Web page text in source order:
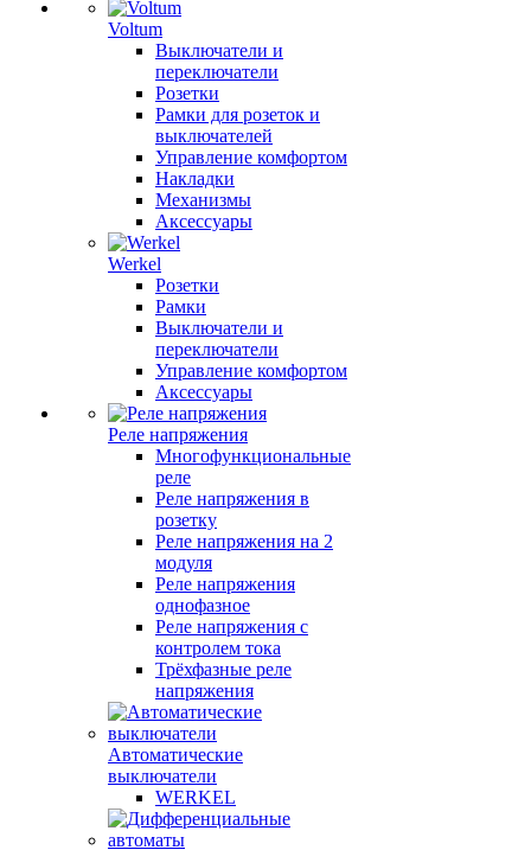
Voltum
Выключатели и
переключатели
Розетки
Рамки для розеток и
выключателей
Управление комфортом
Накладки
Механизмы
Аксессуары
Werkel
Розетки
Рамки
Выключатели и
переключатели
Управление комфортом
Аксессуары
Реле напряжения
Многофункциональные
реле
Реле напряжения в
розетку
Реле напряжения на 2
модуля
Реле напряжения
однофазное
Реле напряжения с
контролем тока
Трёхфазные реле
напряжения
Автоматические
выключатели
WERKEL